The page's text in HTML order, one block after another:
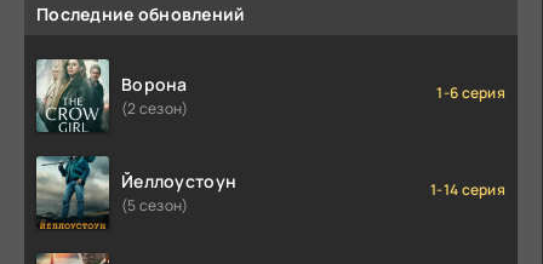
Последние обновлений
Ворона
(2 сезон)
1-6 серия
Йеллоустоун
(5 сезон)
1-14 серия